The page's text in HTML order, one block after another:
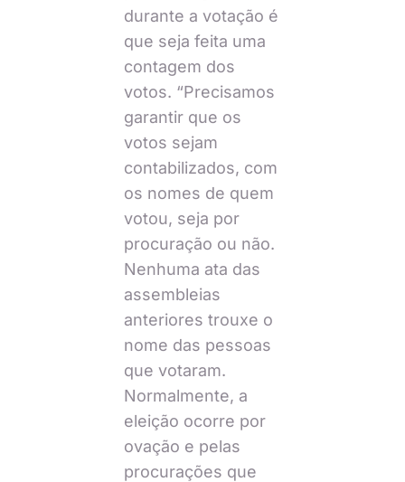
durante a votação é
que seja feita uma
contagem dos
votos. “Precisamos
garantir que os
votos sejam
contabilizados, com
os nomes de quem
votou, seja por
procuração ou não.
Nenhuma ata das
assembleias
anteriores trouxe o
nome das pessoas
que votaram.
Normalmente, a
eleição ocorre por
ovação e pelas
procurações que